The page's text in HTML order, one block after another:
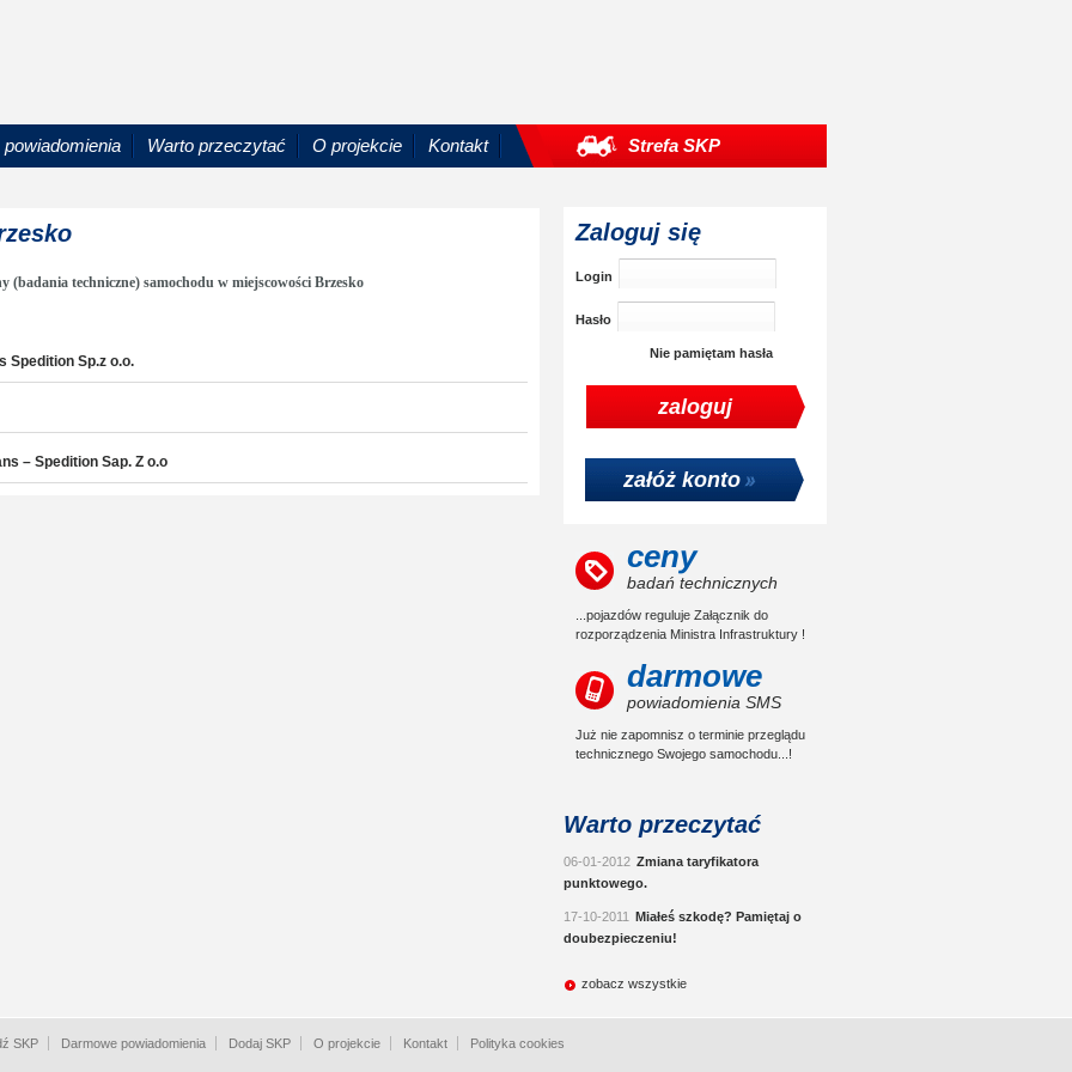
Warto przeczytać O projekcie Kontakt Strefa SKP
(badania techniczne) samochodu w miejscowości Brzesko
Spedition Sp.z o.o.
– Spedition Sap. Z o.o
Zaloguj się
Login
Hasło
Nie pamiętam hasła
załóż konto
ceny
badań technicznych
...pojazdów reguluje Załącznik do
rozporządzenia Ministra Infrastruktury !
darmowe
powiadomienia SMS
Już nie zapomnisz o terminie przeglądu
technicznego Swojego samochodu...!
Warto przeczytać
06-01-2012 Zmiana taryfikatora
punktowego.
17-10-2011 Miałeś szkodę? Pamiętaj o
doubezpieczeniu!
zobacz wszystkie
SKP Darmowe powiadomienia Dodaj SKP O projekcie Kontakt Polityka cookies